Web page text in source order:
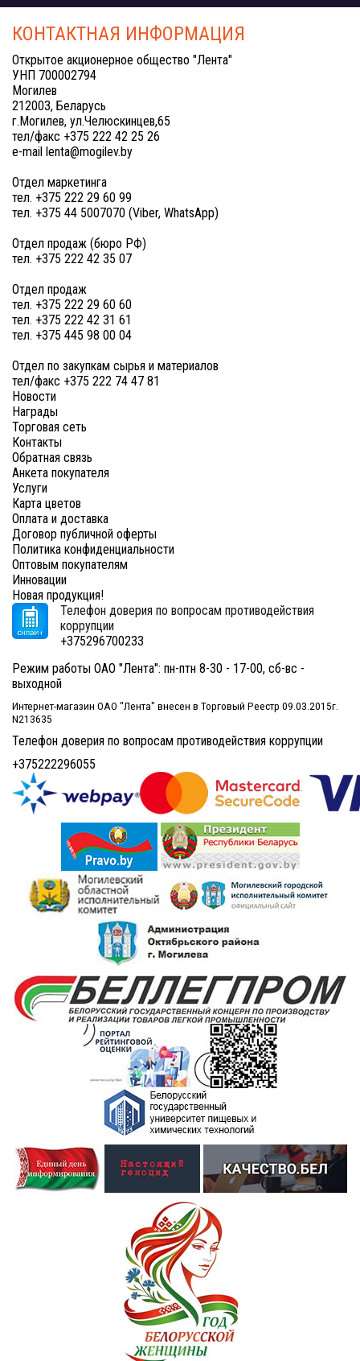
КОНТАКТНАЯ ИНФОРМАЦИЯ
Открытое акционерное общество "Лента"
УНП 700002794
Могилев
212003, Беларусь
г.Могилев, ул.Челюскинцев,65
тел/факс +375 222 42 25 26
e-mail lenta@mogilev.by
Отдел маркетинга
тел. +375 222 29 60 99
тел. +375 44 5007070 (Viber, WhatsApp)
Отдел продаж (бюро РФ)
тел. +375 222 42 35 07
Отдел продаж
тел. +375 222 29 60 60
тел. +375 222 42 31 61
тел. +375 445 98 00 04
Отдел по закупкам сырья и материалов
тел/факс +375 222 74 47 81
Новости
Награды
Торговая сеть
Контакты
Обратная связь
Анкета покупателя
Услуги
Карта цветов
Оплата и доставка
Договор публичной оферты
Политика конфиденциальности
Оптовым покупателям
Инновации
Новая продукция!
Телефон доверия по вопросам противодействия
коррупции
+375296700233
Режим работы ОАО "Лента": пн-птн 8-30 - 17-00, сб-вс -
выходной
Интернет-магазин ОАО "Лента" внесен в Торговый Реестр 09.03.2015г.
N213635
Телефон доверия по вопросам противодействия коррупции
+375222296055